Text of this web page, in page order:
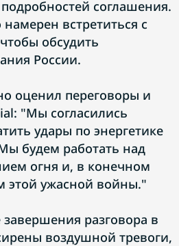
соглашения.
встретиться с
обсудить
России.
оценил переговоры и
"Мы согласились
удары по энергетике
будем работать над
огня и, в конечном
этой ужасной войны."
завершения разговора в
воздушной тревоги,